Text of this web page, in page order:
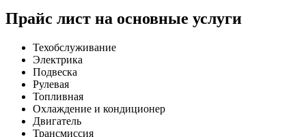
Прайс лист на основные услуги
Техобслуживание
Электрика
Подвеска
Рулевая
Топливная
Охлаждение и кондиционер
Двигатель
Трансмиссия